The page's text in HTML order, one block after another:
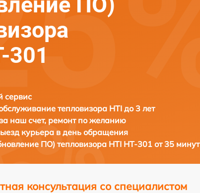
301
сервис
тепловизора HTI до 3 лет
наш счет, ремонт по желанию
курьера в день обращения
ПО) тепловизора HTI HT-301 от 35 минут
консультация со специалистом